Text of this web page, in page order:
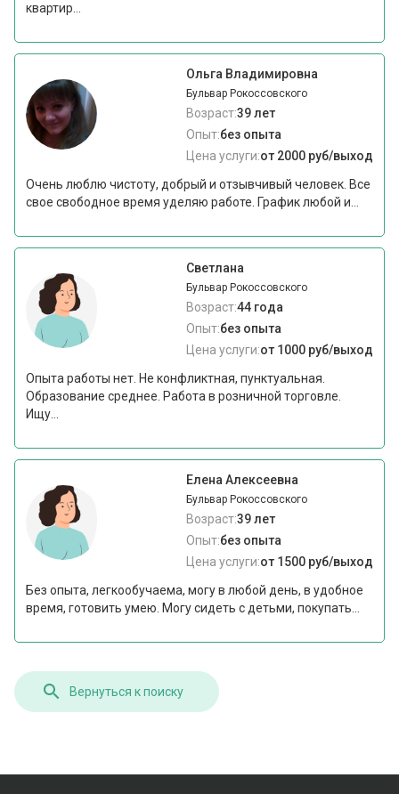
квартир...
Ольга Владимировна
Бульвар Рокоссовского
Возраст:39 лет
Опыт:без опыта
Цена услуги:от 2000 руб/выход
Очень люблю чистоту, добрый и отзывчивый человек. Все
свое свободное время уделяю работе. График любой и...
Светлана
Бульвар Рокоссовского
Возраст:44 года
Опыт:без опыта
Цена услуги:от 1000 руб/выход
Опыта работы нет. Не конфликтная, пунктуальная.
Образование среднее. Работа в розничной торговле.
Ищу...
Елена Алексеевна
Бульвар Рокоссовского
Возраст:39 лет
Опыт:без опыта
Цена услуги:от 1500 руб/выход
Без опыта, легкообучаема, могу в любой день, в удобное
время, готовить умею. Могу сидеть с детьми, покупать...
Вернуться к поиску